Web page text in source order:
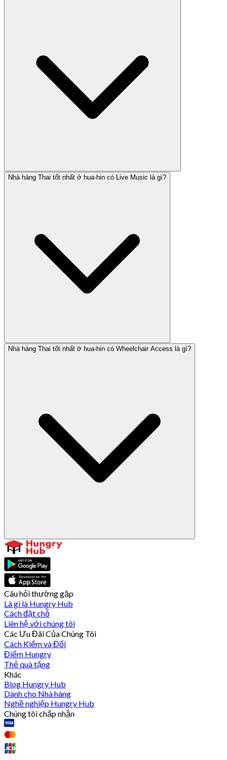
Nhà hàng Thai tốt nhất ở hua-hin có Live Music là gì?
Nhà hàng Thai tốt nhất ở hua-hin có Wheelchair Access là gì?
Câu hỏi thường gặp
Là gì là Hungry Hub
Cách đặt chỗ
Liên hệ với chúng tôi
Các Ưu Đãi Của Chúng Tôi
Cách Kiếm và Đổi
Điểm Hungry
Thẻ quà tặng
Khác
Blog Hungry Hub
Dành cho Nhà hàng
Nghề nghiệp Hungry Hub
Chúng tôi chấp nhận